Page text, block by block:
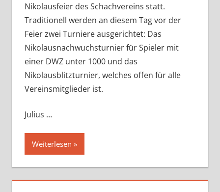
Nikolausfeier des Schachvereins statt.
Traditionell werden an diesem Tag vor der
Feier zwei Turniere ausgerichtet: Das
Nikolausnachwuchsturnier für Spieler mit
einer DWZ unter 1000 und das
Nikolausblitzturnier, welches offen für alle
Vereinsmitglieder ist.
Julius …
Weiterlesen